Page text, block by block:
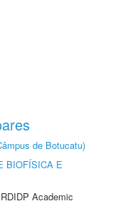
de Botucatu)
BIOFÍSICA E
Academic